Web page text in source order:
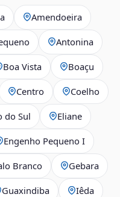
Amendoeira
Antonina
Boa Vista Boaçu
Centro Coelho
do Sul Eliane
Engenho Pequeno I
Branco Gebara
Guaxindiba Iêda